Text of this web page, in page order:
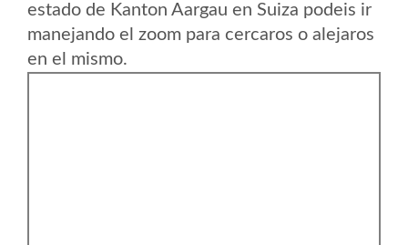
estado de Kanton Aargau en Suiza podeis ir
manejando el zoom para cercaros o alejaros
en el mismo.